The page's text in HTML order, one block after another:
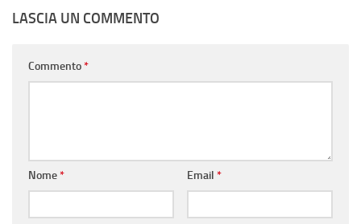
LASCIA UN COMMENTO
Commento*
Nome* Email *